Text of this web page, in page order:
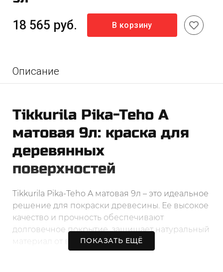
18 565 руб. В корзину
Описание
Tikkurila Pika-Teho A
матовая 9л: краска для
деревянных
поверхностей
Tikkurila Pika-Teho A матовая 9л – это идеальное
решение для покраски древесины. Ее высокое
качество и прочность обеспечивают
долговечное покрытие, защищает натуральный
материал от влаги и УФ-лучей.
ПОКАЗАТЬ ЕЩЁ